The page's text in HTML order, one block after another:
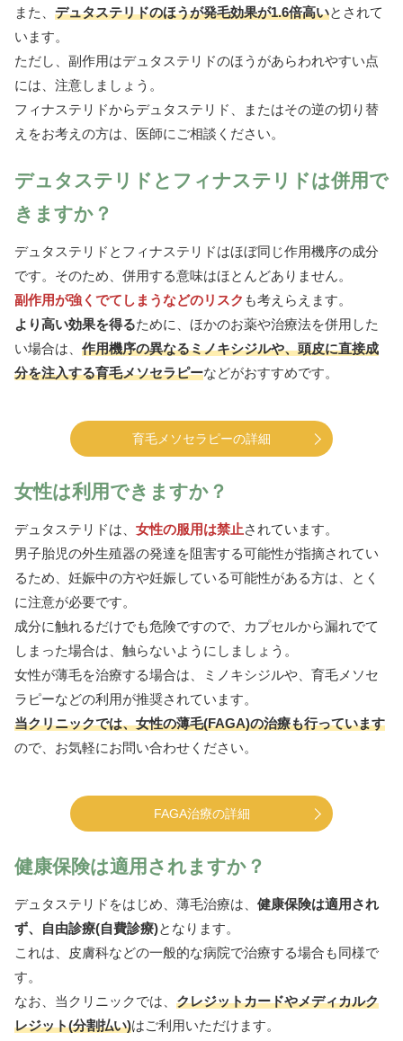
また、 デュタステリドのほうが発毛効果が1.6倍高いとされて
います。
ただし、副作用はデュタステリドのほうがあらわれやすい点
には、注意しましょう。
フィナステリドからデュタステリド、またはその逆の切り替
えをお考えの方は、医師にご相談ください。
デュタステリドとフィナステリドは併用で
きますか？
デュタステリドとフィナステリドはほぼ同じ作用機序の成分
です。そのため、併用する意味はほとんどありません。
副作用が強くでてしまうなどのリスク も考えらえます。
より高い効果を得るために、ほかのお薬や治療法を併用した
い場合は、 作用機序の異なるミノキシジルや、頭皮に直接成
分を注入する育毛メソセラピーなどがおすすめです。
育毛メソセラピーの詳細
女性は利用できますか？
デュタステリドは、 女性の服用は禁止されています。
男子胎児の外生殖器の発達を阻害する可能性が指摘されてい
るため、妊娠中の方や妊娠している可能性がある方は、とく
に注意が必要です。
成分に触れるだけでも危険ですので、カプセルから漏れでて
しまった場合は、触らないようにしましょう。
女性が薄毛を治療する場合は、ミノキシジルや、育毛メソセ
ラピーなどの利用が推奨されています。
当クリニックでは、女性の薄毛(FAGA)の治療も行っています
ので、お気軽にお問い合わせください。
FAGA治療の詳細
健康保険は適用されますか？
デュタステリドをはじめ、薄毛治療は、 健康保険は適用され
ず、自由診療(自費診療)となります。
これは、皮膚科などの一般的な病院で治療する場合も同様で
す。
なお、当クリニックでは、 クレジットカードやメディカルク
レジット(分割払い)はご利用いただけます。